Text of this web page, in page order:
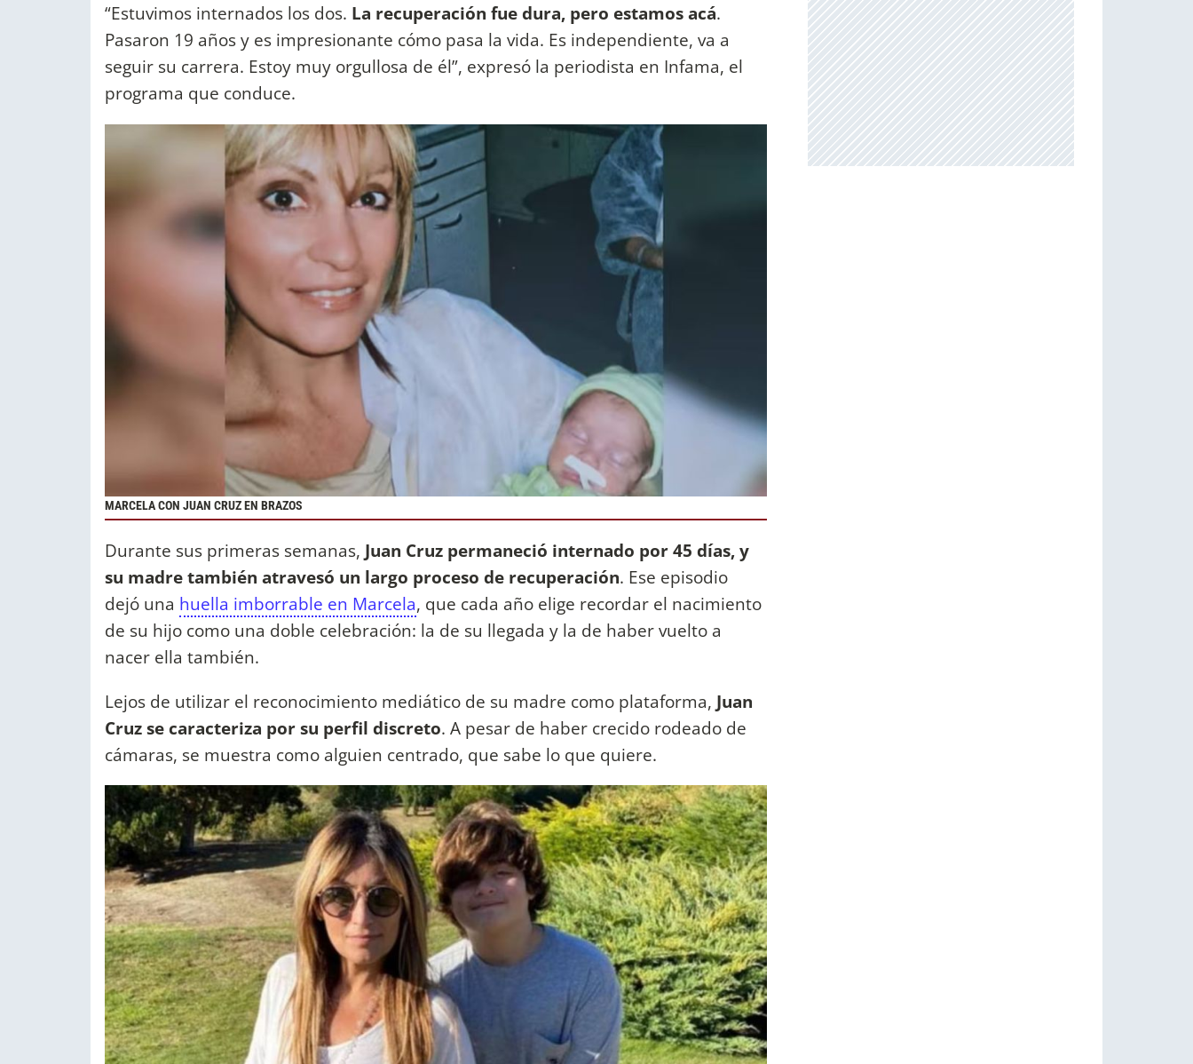
“Estuvimos internados los dos. La recuperación fue dura, pero estamos acá.
Pasaron 19 años y es impresionante cómo pasa la vida. Es independiente, va a
seguir su carrera. Estoy muy orgullosa de él”, expresó la periodista en Infama, el
programa que conduce.
MARCELA CON JUAN CRUZ EN BRAZOS
Durante sus primeras semanas, Juan Cruz permaneció internado por 45 días, y
su madre también atravesó un largo proceso de recuperación. Ese episodio
dejó una huella imborrable en Marcela, que cada año elige recordar el nacimiento
de su hijo como una doble celebración: la de su llegada y la de haber vuelto a
nacer ella también.
Lejos de utilizar el reconocimiento mediático de su madre como plataforma, Juan
Cruz se caracteriza por su perfil discreto. A pesar de haber crecido rodeado de
cámaras, se muestra como alguien centrado, que sabe lo que quiere.